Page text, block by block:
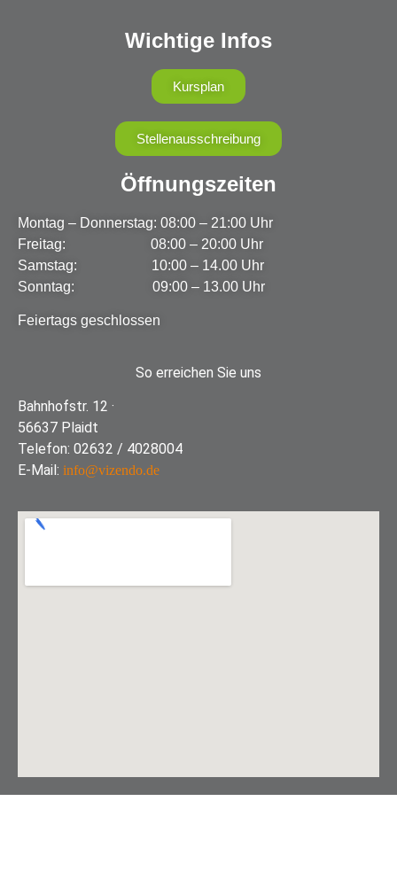
Wichtige Infos
Kursplan
Stellenausschreibung
Öffnungszeiten
Montag – Donnerstag: 08:00 – 21:00 Uhr
Freitag: 08:00 – 20:00 Uhr
Samstag: 10:00 – 14.00 Uhr
Sonntag: 09:00 – 13.00 Uhr
Feiertags geschlossen
So erreichen Sie uns
Bahnhofstr. 12 ·
56637 Plaidt
Telefon: 02632 / 4028004
E-Mail: info@vizendo.de